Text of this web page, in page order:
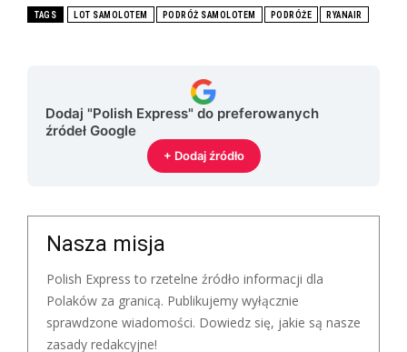
TAGS LOT SAMOLOTEM PODRÓŻ SAMOLOTEM PODRÓŻE RYANAIR
Dodaj "Polish Express" do preferowanych
źródeł Google
+ Dodaj źródło
Nasza misja
Polish Express to rzetelne źródło informacji dla
Polaków za granicą. Publikujemy wyłącznie
sprawdzone wiadomości. Dowiedz się, jakie są nasze
zasady redakcyjne!